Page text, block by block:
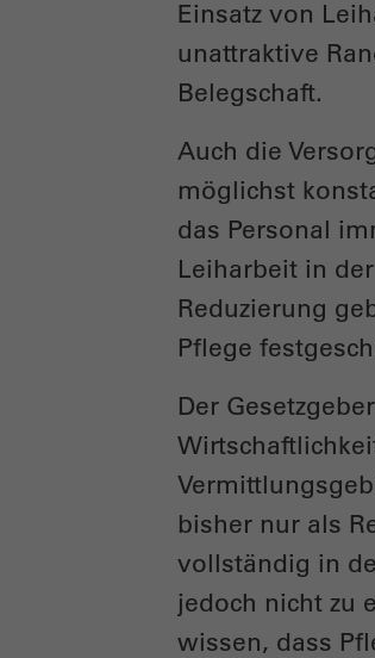
Einsatz von
unattraktive
Belegschaft.
Auch die
möglichst
das Personal
Leiharbeit in
Reduzierung
Pflege
Der
bisher nur als
vollständig in
jedoch nicht zu
wissen, dass